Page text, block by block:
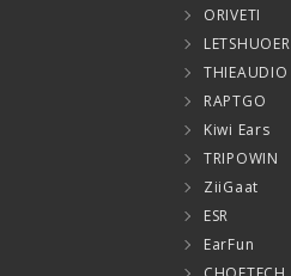
ORIVETI
LETSHUOER
THIEAUDIO
RAPTGO
Kiwi Ears
TRIPOWIN
ZiiGaat
ESR
EarFun